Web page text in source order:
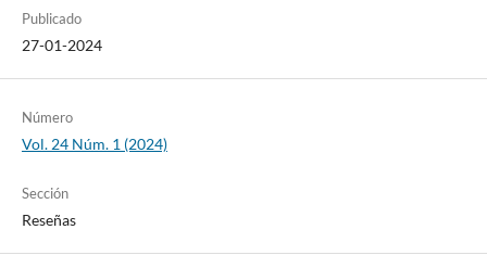
Publicado
27-01-2024
Número
Vol. 24 Núm. 1 (2024)
Sección
Reseñas